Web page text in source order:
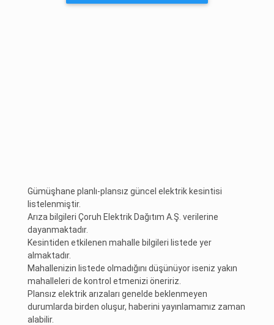
Gümüşhane planlı-plansız güncel elektrik kesintisi
listelenmiştir.
Arıza bilgileri Çoruh Elektrik Dağıtım A.Ş. verilerine
dayanmaktadır.
Kesintiden etkilenen mahalle bilgileri listede yer
almaktadır.
Mahallenizin listede olmadığını düşünüyor iseniz yakın
mahalleleri de kontrol etmenizi öneririz.
Plansız elektrik arızaları genelde beklenmeyen
durumlarda birden oluşur, haberini yayınlamamız zaman
alabilir.